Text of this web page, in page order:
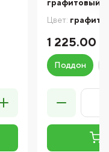
графитовый,
Цвет:
1 225.00 ₽
Поддон